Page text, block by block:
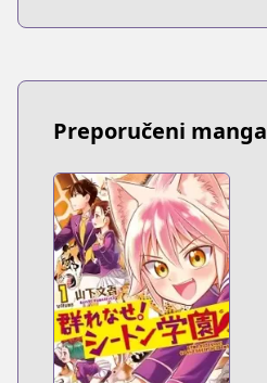
Preporučeni manga